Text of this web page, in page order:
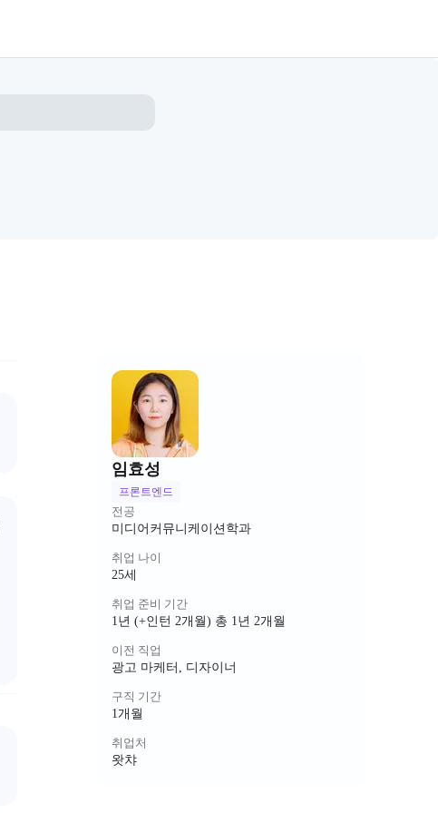
임효성
프론트엔드
전공
미디어커뮤니케이션학과
취업 나이
25세
취업 준비 기간
1년 (+인턴 2개월) 총 1년 2개월
이전 직업
광고 마케터, 디자이너
구직 기간
1개월
취업처
왓챠